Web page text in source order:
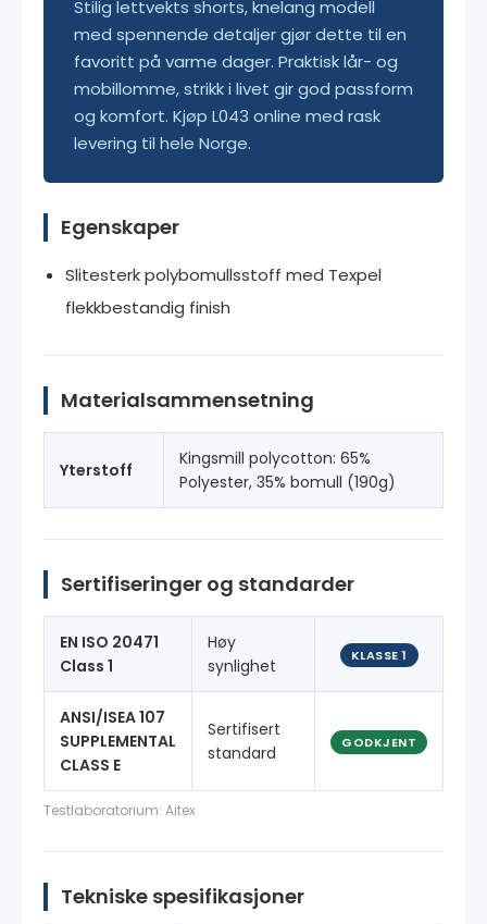
Stilig lettvekts shorts, knelang modell
med spennende detaljer gjør dette til en
favoritt på varme dager. Praktisk lår- og
mobillomme, strikk i livet gir god passform
og komfort. Kjøp L043 online med rask
levering til hele Norge.
Egenskaper
Slitesterk polybomullsstoff med Texpel
flekkbestandig finish
Materialsammensetning
Yterstoff
Kingsmill polycotton: 65%
Polyester, 35% bomull (190g)
Sertifiseringer og standarder
EN ISO 20471
Class 1
Høy
synlighet
KLASSE 1
ANSI/ISEA 107
SUPPLEMENTAL
CLASS E
Sertifisert
standard
GODKJENT
Testlaboratorium: Aitex
Tekniske spesifikasjoner